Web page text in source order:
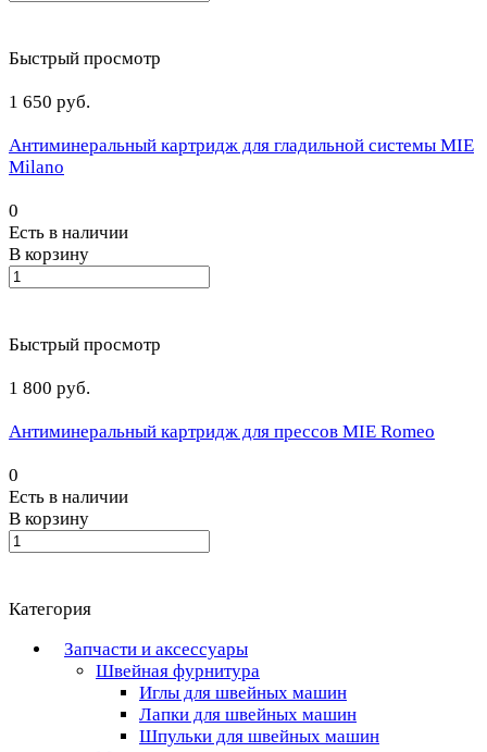
Быстрый просмотр
1 650 руб.
Антиминеральный картридж для гладильной системы MIE
Milano
0
Есть в наличии
В корзину
Быстрый просмотр
1 800 руб.
Антиминеральный картридж для прессов MIE Romeo
0
Есть в наличии
В корзину
Категория
Запчасти и аксессуары
Швейная фурнитура
Иглы для швейных машин
Лапки для швейных машин
Шпульки для швейных машин